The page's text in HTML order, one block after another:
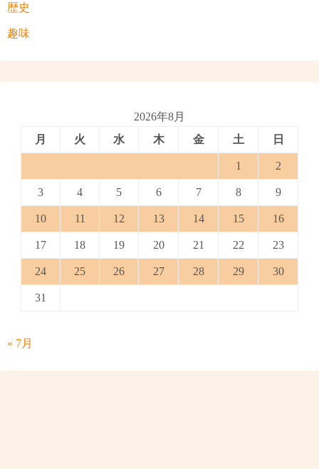
歴史
趣味
2026年8月
月
火 水 木 金 土 日
1 2
3 4 5 6 7 8 9
10 11 12 13 14 15 16
17 18 19 20 21 22 23
24 25 26 27 28 29 30
31
« 7月